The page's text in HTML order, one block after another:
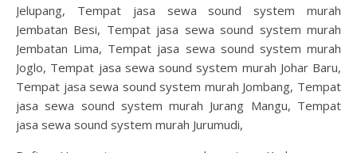
Jelupang, Tempat jasa sewa sound system murah
Jembatan Besi, Tempat jasa sewa sound system murah
Jembatan Lima, Tempat jasa sewa sound system murah
Joglo, Tempat jasa sewa sound system murah Johar Baru,
Tempat jasa sewa sound system murah Jombang, Tempat
jasa sewa sound system murah Jurang Mangu, Tempat
jasa sewa sound system murah Jurumudi,